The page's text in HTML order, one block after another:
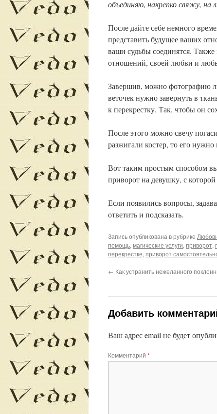
объединяю, накрепко свяжу,
После дайте себе немного
представить будущее ваших
ваши судьбы соединятся.
отношений, своей любви и
Завершив, можно фотографию
веточек нужно завернуть в
к перекрестку. Так, чтобы он
После этого можно свечу
разжигали костер, то его нужно
Вот таким простым способом
приворот на девушку, с
Если появились вопросы,
ответить и подсказать.
Запись опубликована в рубрике
помощь, магические услуги, приворот,
перекрестке, приворот
← Как устранить нежеланного
Добавить
Ваш адрес email не будет
Комментарий *